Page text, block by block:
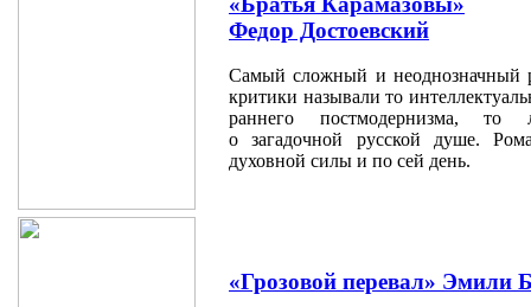
Федор Достоевский
Самый сложный и неоднозначный
критики называли то
раннего постмодернизма, то
о загадочной русской душе.
духовной силы и по сей день.
«Грозовой перевал» Эмили